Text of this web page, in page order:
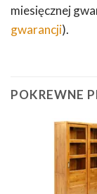
miesięcznej
gwarancji).
POKREWNE